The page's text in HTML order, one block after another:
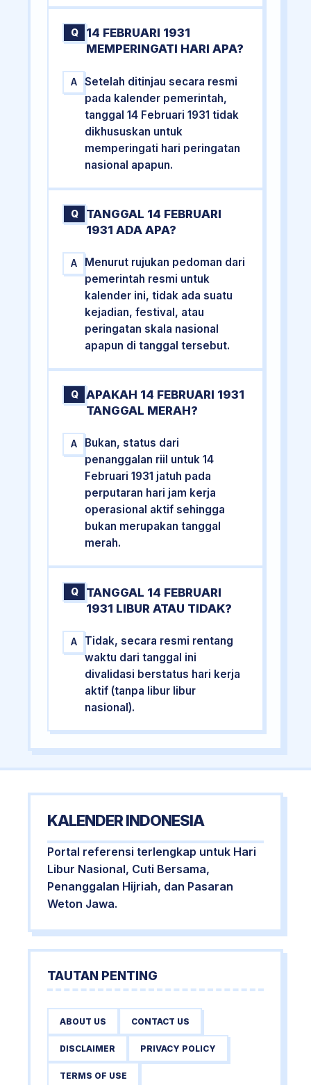
Q
14 FEBRUARI 1931
MEMPERINGATI HARI APA?
A
Setelah ditinjau secara resmi
pada kalender pemerintah,
tanggal 14 Februari 1931 tidak
dikhususkan untuk
memperingati hari peringatan
nasional apapun.
Q
TANGGAL 14 FEBRUARI
1931 ADA APA?
A
Menurut rujukan pedoman dari
pemerintah resmi untuk
kalender ini, tidak ada suatu
kejadian, festival, atau
peringatan skala nasional
apapun di tanggal tersebut.
Q
APAKAH 14 FEBRUARI 1931
TANGGAL MERAH?
A
Bukan, status dari
penanggalan riil untuk 14
Februari 1931 jatuh pada
perputaran hari jam kerja
operasional aktif sehingga
bukan merupakan tanggal
merah.
Q
TANGGAL 14 FEBRUARI
1931 LIBUR ATAU TIDAK?
A
Tidak, secara resmi rentang
waktu dari tanggal ini
divalidasi berstatus hari kerja
aktif (tanpa libur libur
nasional).
KALENDER INDONESIA
Portal referensi terlengkap untuk Hari
Libur Nasional, Cuti Bersama,
Penanggalan Hijriah, dan Pasaran
Weton Jawa.
TAUTAN PENTING
ABOUT US CONTACT US
DISCLAIMER PRIVACY POLICY
TERMS OF USE